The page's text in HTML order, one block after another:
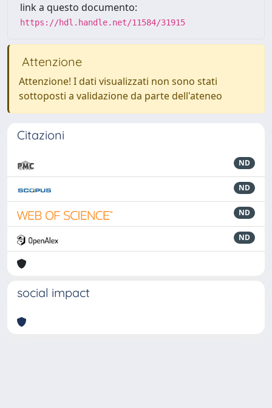
link a questo documento:
https://hdl.handle.net/11584/31915
Attenzione
Attenzione! I dati visualizzati non sono stati
sottoposti a validazione da parte dell'ateneo
Citazioni
ND
ND
ND
ND
social impact